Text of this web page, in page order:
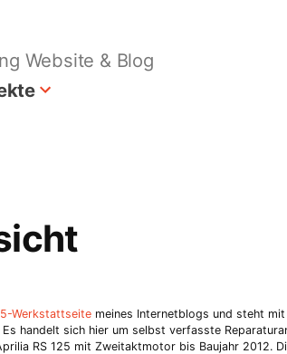
Website & Blog
Werkstattseite meines Internetblogs und steht
handelt sich hier um selbst verfasste
RS 125 mit Zweitaktmotor bis Baujahr 2012.